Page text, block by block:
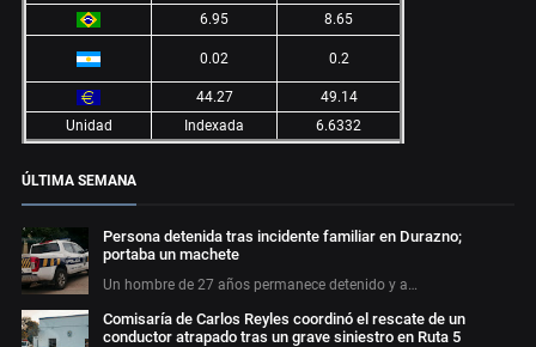
6.95 8.65
0.02 0.2
44.27
49.14
Unidad
Indexada 6.6332
ÚLTIMA SEMANA
Persona detenida tras incidente familiar en Durazno;
portaba un machete
Un hombre de 27 años permanece detenido y a…
Comisaría de Carlos Reyles coordinó el rescate de un
conductor atrapado tras un grave siniestro en Ruta 5